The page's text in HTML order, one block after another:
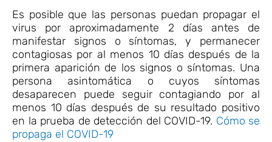
Es posible que las personas puedan propagar el
virus por aproximadamente 2 días antes de
manifestar signos o síntomas, y permanecer
contagiosas por al menos 10 días después de la
primera aparición de los signos o síntomas. Una
persona asintomática o cuyos síntomas
desaparecen puede seguir contagiando por al
menos 10 días después de su resultado positivo
en la prueba de detección del COVID-19. Cómo se
propaga el COVID-19